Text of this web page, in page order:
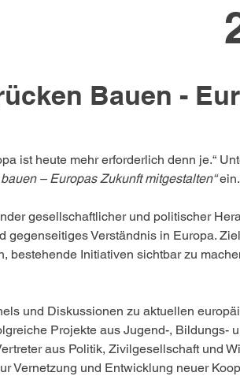
Bauen -
ist heute mehr erforderlich denn je.“
– Europas Zukunft mitgestalten“ ein.
gesellschaftlicher und politischer
gegenseitiges Verständnis in Europa.
bestehende Initiativen sichtbar zu
und Diskussionen zu aktuellen
Projekte aus Jugend-, Bildungs-
aus Politik, Zivilgesellschaft und
Vernetzung und Entwicklung neuer